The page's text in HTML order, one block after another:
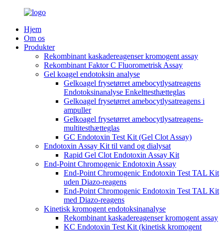
Hjem
Om os
Produkter
Rekombinant kaskadereagenser kromogent assay
Rekombinant Faktor C Fluorometrisk Assay
Gel koagel endotoksin analyse
Gelkoagel frysetørret amebocytlysatreagens
Endotoksinanalyse Enkelttesthætteglas
Gelkoagel frysetørret amebocytlysatreagens i
ampuller
Gelkoagel frysetørret amebocytlysatreagens-
multitesthætteglas
GC Endotoxin Test Kit (Gel Clot Assay)
Endotoxin Assay Kit til vand og dialysat
Rapid Gel Clot Endotoxin Assay Kit
End-Point Chromogenic Endotoxin Assay
End-Point Chromogenic Endotoxin Test TAL Kit
uden Diazo-reagens
End-Point Chromogenic Endotoxin Test TAL Kit
med Diazo-reagens
Kinetisk kromogent endotoksinanalyse
Rekombinant kaskadereagenser kromogent assay
KC Endotoxin Test Kit (kinetisk kromogent